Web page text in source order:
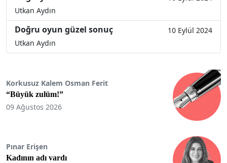
Utkan Aydın
Doğru oyun güzel sonuç
10 Eylül 2024
Utkan Aydın
Korkusuz Kalem Osman Ferit
“Büyük zulüm!”
09 Ağustos 2026
Pınar Erişen
Kadının adı vardı